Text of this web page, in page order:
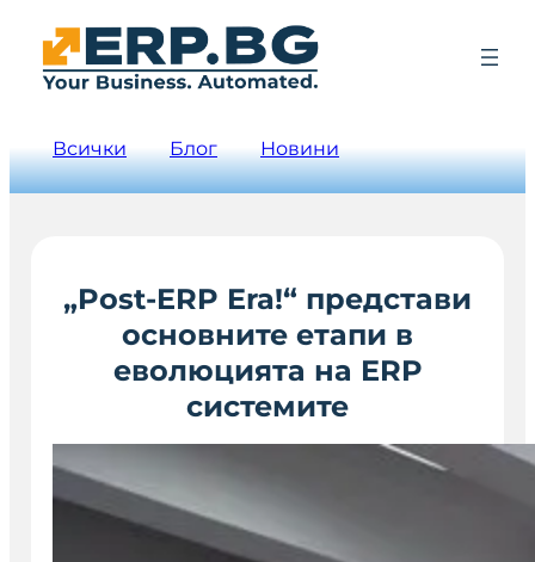
Всички Блог Новини
„Post-ERP Era!“ представи
основните етапи в
еволюцията на ERP
системите